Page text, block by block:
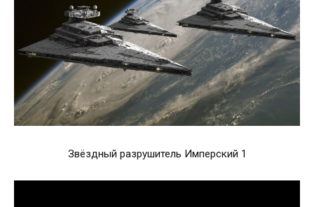
Звёздный разрушитель Имперский 1